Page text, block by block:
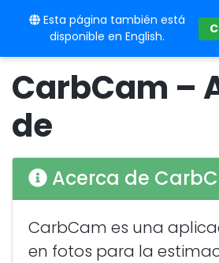
Esta página también está
disponible en English.
10BE
CarbCam –
de
Acerca de
CarbCam es una
en fotos para la